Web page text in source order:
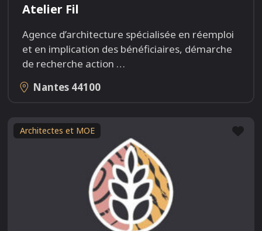
Atelier Fil
Agence d’architecture spécialisée en réemploi
et en implication des bénéficiaires, démarche
de recherche action …
Nantes 44100
Architectes et MOE